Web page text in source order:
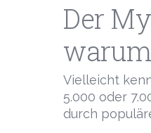
Der
Vielleicht
5.000 oder
durch